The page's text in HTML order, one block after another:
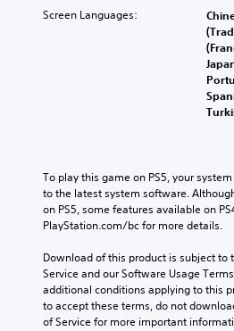
t
d
m
u
t
i
n
d
i
v
Screen Languages:
To play this game on PS5, your
to the latest system software.
on PS5, some features available on
PlayStation.com/bc for more details.
Download of this product is subject to
Service and our Software Usage
additional conditions applying to this
to accept these terms, do not
of Service for more important